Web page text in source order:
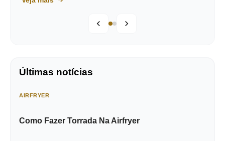
Últimas notícias
AIRFRYER
Como Fazer Torrada Na Airfryer